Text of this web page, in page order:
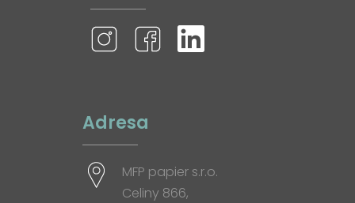
Adresa
MFP papier s.r.o.
Celiny 866,